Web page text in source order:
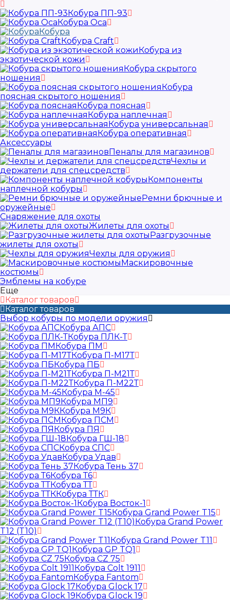
Кобура ПП-93
Кобура Оса
Кобура
Кобура Craft
Кобура из
экзотической кожи
Кобура скрытого
ношения
Кобура
поясная скрытого ношения
Кобура поясная
Кобура наплечная
Кобура универсальная
Кобура оперативная
Аксессуары
Пеналы для магазинов
Чехлы и
держатели для спецсредств
Компоненты
наплечной кобуры
Ремни брючные и
оружейные
Снаряжение для охоты
Жилеты для охоты
Разгрузочные
жилеты для охоты
Чехлы для оружия
Маскировочные
костюмы
Эмблемы на кобуре
Еще
Каталог товаров
Каталог товаров
Выбор кобуры по модели оружия
Кобура АПС
Кобура ПЛК-Т
Кобура ПМ
Кобура П-М17Т
Кобура ПБ
Кобура П-М21Т
Кобура П-М22Т
Кобура М-45
Кобура МП9
Кобура М9К
Кобура ПСМ
Кобура ПЯ
Кобура ГШ-18
Кобура СПС
Кобура Удав
Кобура Тень 37
Кобура Т6
Кобура ТТ
Кобура ТТК
Кобура Восток-1
Кобура Grand Power T15
Кобура Grand Power
T12 (T10)
Кобура Grand Power T11
Кобура GP TQ1
Кобура CZ 75
Кобура Colt 1911
Кобура Fantom
Кобура Glock 17
Кобура Glock 19